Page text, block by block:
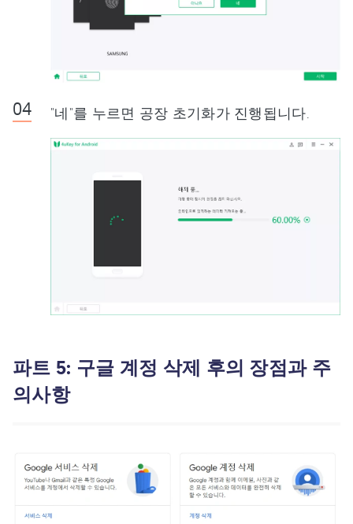
"네"를 누르면 공장 초기화가 진행됩니다.
파트 5: 구글 계정 삭제 후의 장점과 주
의사항